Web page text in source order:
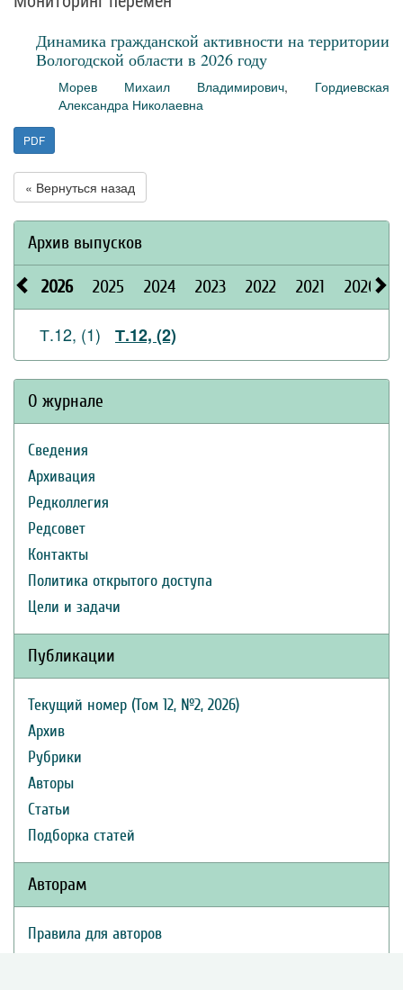
Динамика гражданской активности на территории
Вологодской области в 2026 году
Морев Михаил Владимирович, Гордиевская
Александра Николаевна
PDF
« Вернуться назад
Архив выпусков
2026 2025 2024 2023 2022 2021 2020
Т.12, (1) Т.12, (2)
О журнале
Сведения
Архивация
Редколлегия
Редсовет
Контакты
Политика открытого доступа
Цели и задачи
Публикации
Текущий номер (Том 12, №2, 2026)
Архив
Рубрики
Авторы
Статьи
Подборка статей
Авторам
Правила для авторов